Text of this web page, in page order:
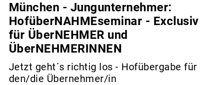
München - Jungunternehmer:
HofüberNAHMEseminar - Exclusiv
für ÜberNEHMER und
ÜberNEHMERINNEN
Jetzt geht´s richtig los - Hofübergabe für
den/die Übernehmer/in